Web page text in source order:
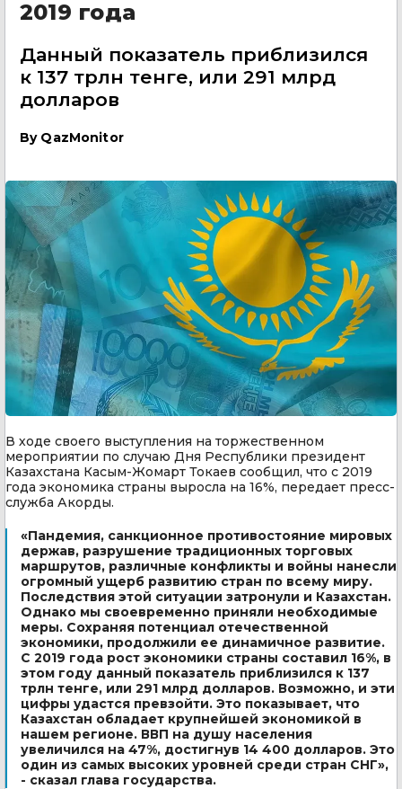
2019 года
Данный показатель приблизился
к 137 трлн тенге, или 291 млрд
долларов
By QazMonitor
В ходе своего выступления на торжественном
мероприятии по случаю Дня Республики президент
Казахстана Касым-Жомарт Токаев сообщил, что с 2019
года экономика страны выросла на 16%, передает пресс-
служба Акорды.
«Пандемия, санкционное противостояние мировых
держав, разрушение традиционных торговых
маршрутов, различные конфликты и войны нанесли
огромный ущерб развитию стран по всему миру.
Последствия этой ситуации затронули и Казахстан.
Однако мы своевременно приняли необходимые
меры. Сохраняя потенциал отечественной
экономики, продолжили ее динамичное развитие.
С 2019 года рост экономики страны составил 16%, в
этом году данный показатель приблизился к 137
трлн тенге, или 291 млрд долларов. Возможно, и эти
цифры удастся превзойти. Это показывает, что
Казахстан обладает крупнейшей экономикой в
нашем регионе. ВВП на душу населения
увеличился на 47%, достигнув 14 400 долларов. Это
один из самых высоких уровней среди стран СНГ»,
- сказал глава государства.